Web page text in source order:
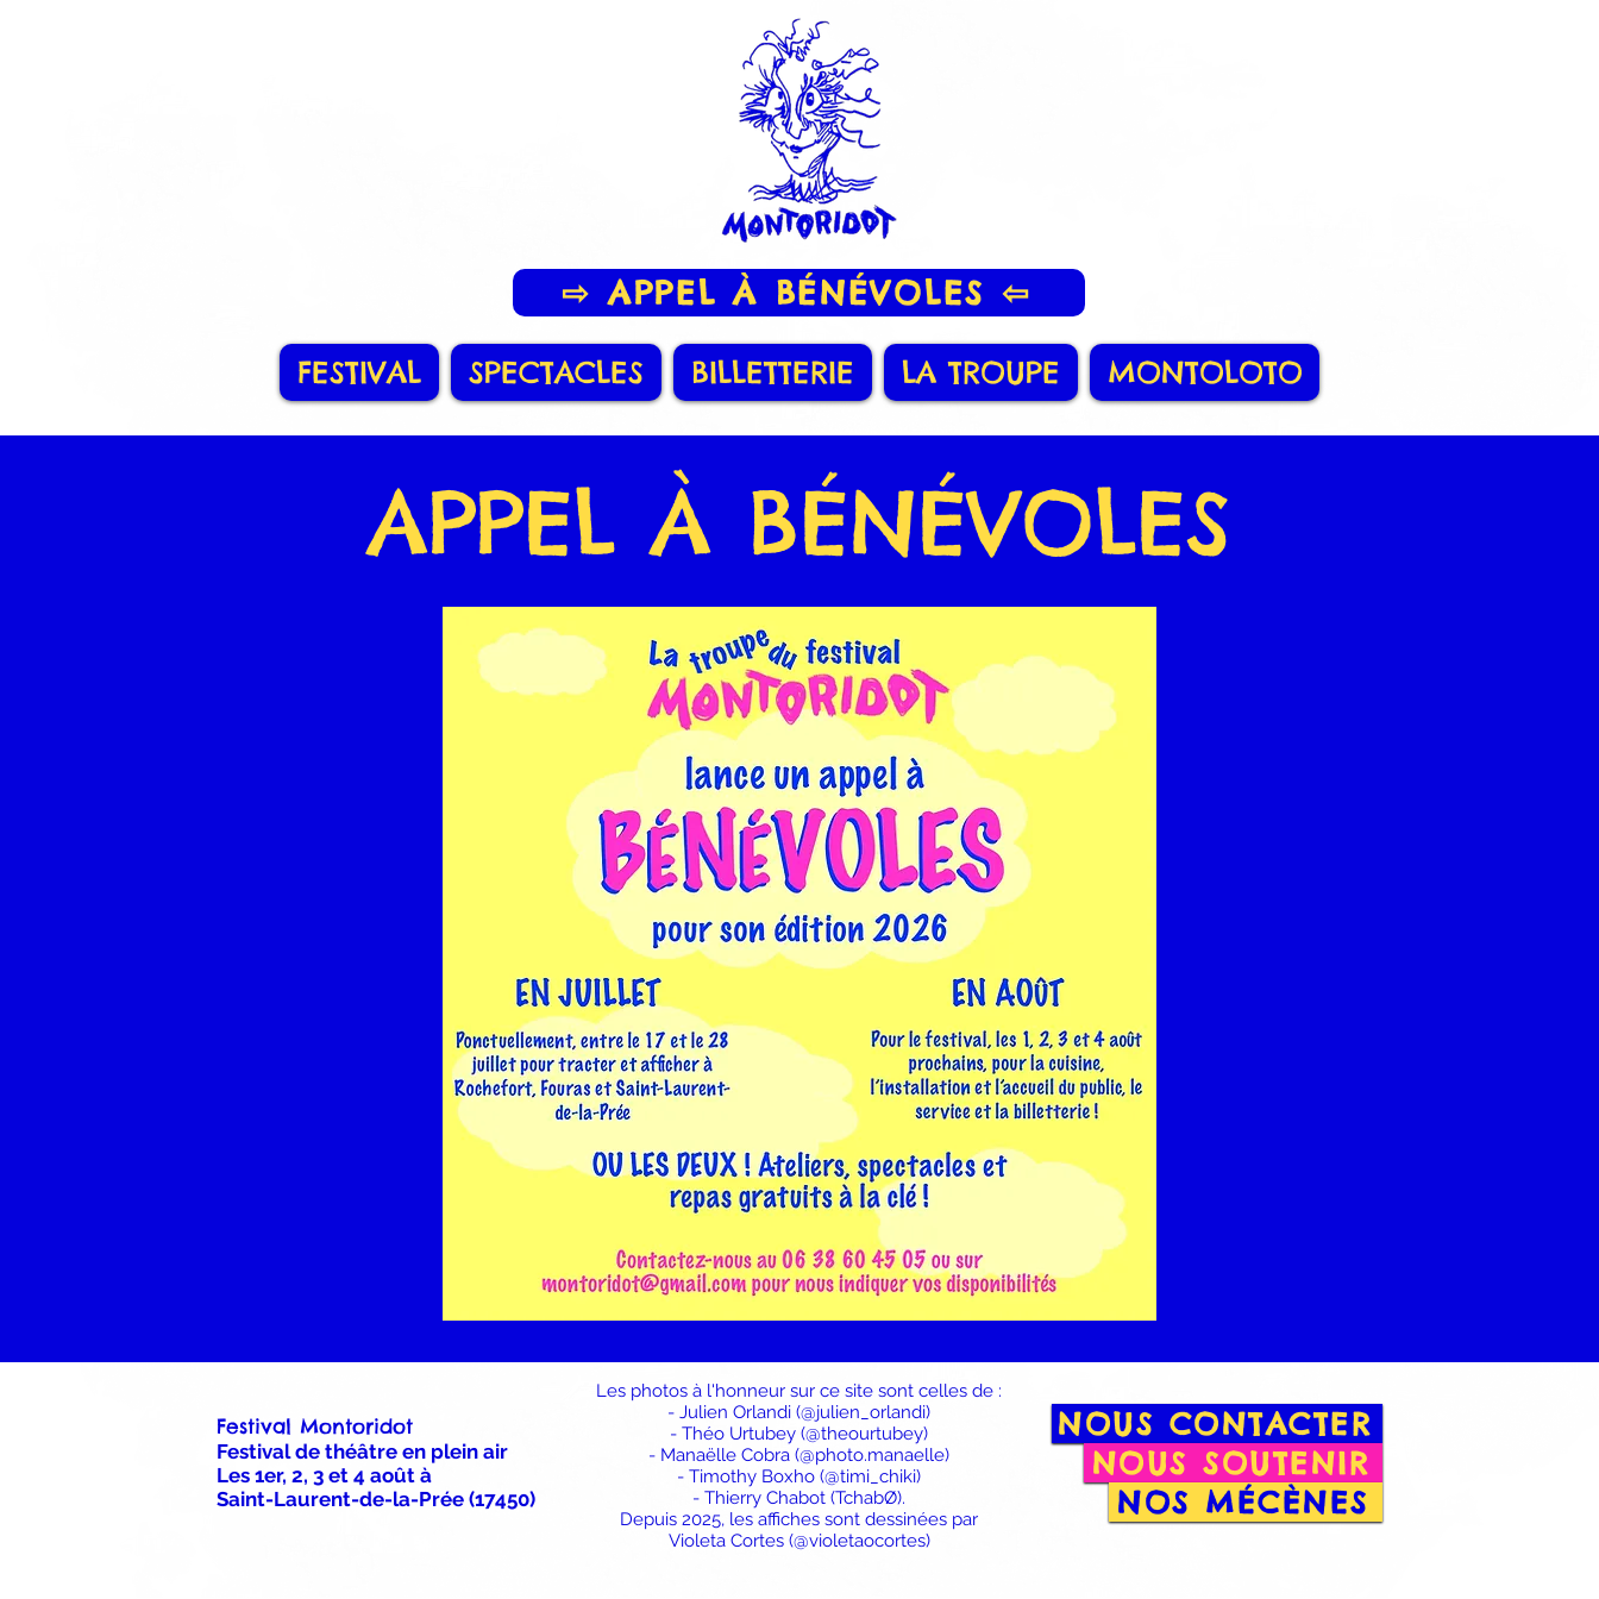
FESTIVAL SPECTACLES BILLETTERIE LA TROUPE MONTOLOTO
⇨ APPEL À BÉNÉVOLES ⇦
APPEL À BÉNÉVOLES
Festival Montoridot
Festival de théâtre en plein air
Les 1er, 2, 3 et 4 août à
Saint-Laurent-de-la-Prée (17450)
NOUS CONTACTER
NOUS SOUTENIR
NOS MÉCÈNES
Les photos à l'honneur sur ce site sont celles de :
- Julien Orlandi (@julien_orlandi)
- Théo Urtubey (@theourtubey)
- Manaëlle Cobra (@photo.manaelle)
- Timothy Boxho (@timi_chiki)
- Thierry Chabot (TchabØ).
Depuis 2025, les affiches sont dessinées par
Violeta Cortes (@violetaocortes)